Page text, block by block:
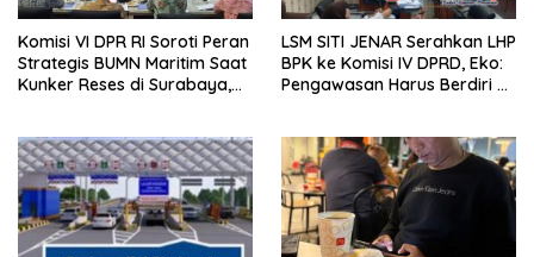
Komisi VI DPR RI Soroti Peran
Strategis BUMN Maritim Saat
Kunker Reses di Surabaya,
LSM SITI JENAR Serahkan LHP
BPK ke Komisi IV DPRD, Eko:
Pengawasan Harus Berdiri di